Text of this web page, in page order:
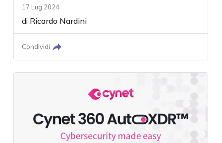
17 Lug 2024
di Ricardo Nardini
Condividi